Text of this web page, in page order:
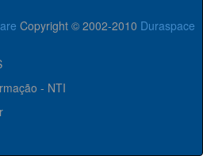
Copyright © 2002-2010 Duraspace
- NTI